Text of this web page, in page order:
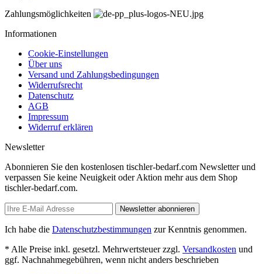
Zahlungsmöglichkeiten
Informationen
Cookie-Einstellungen
Über uns
Versand und Zahlungsbedingungen
Widerrufsrecht
Datenschutz
AGB
Impressum
Widerruf erklären
Newsletter
Abonnieren Sie den kostenlosen tischler-bedarf.com Newsletter und
verpassen Sie keine Neuigkeit oder Aktion mehr aus dem Shop
tischler-bedarf.com.
Newsletter abonnieren
Ich habe die Datenschutzbestimmungen zur Kenntnis genommen.
* Alle Preise inkl. gesetzl. Mehrwertsteuer zzgl. Versandkosten und
ggf. Nachnahmegebühren, wenn nicht anders beschrieben